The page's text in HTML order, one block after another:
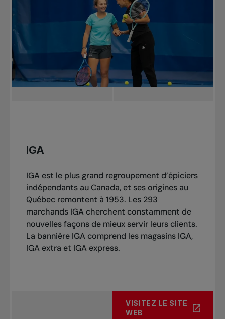
IGA
IGA est le plus grand regroupement d’épiciers
indépendants au Canada, et ses origines au
Québec remontent à 1953. Les 293
marchands IGA cherchent constamment de
nouvelles façons de mieux servir leurs clients.
La bannière IGA comprend les magasins IGA,
IGA extra et IGA express.
VISITEZ LE SITE
WEB